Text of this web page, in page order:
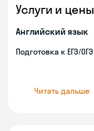
Услуги и цены
Английский язык
Подготовка к ЕГЭ/ОГЭ
Читать дальше